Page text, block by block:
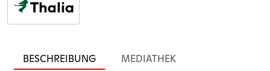
BESCHREIBUNG MEDIATHEK